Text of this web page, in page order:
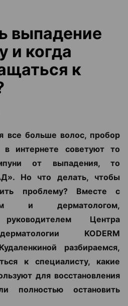
выпадение
и когда
к
все больше волос, пробор
интернете советуют то
от выпадения, то
Но что делать, чтобы
проблему? Вместе с
и дерматологом,
Центра
KODERM
разбираемся,
к специалисту, какие
для восстановления
остановить